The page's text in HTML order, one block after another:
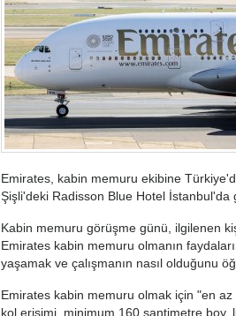
Emirates, kabin memuru ekibine
Şişli'deki Radisson Blue Hotel İstanbul'da
Kabin memuru görüşme günü, ilgilenen
Emirates kabin memuru olmanın
yaşamak ve çalışmanın nasıl olduğunu
Emirates kabin memuru olmak için "en
kol erişimi, minimum 160 santimetre boy,